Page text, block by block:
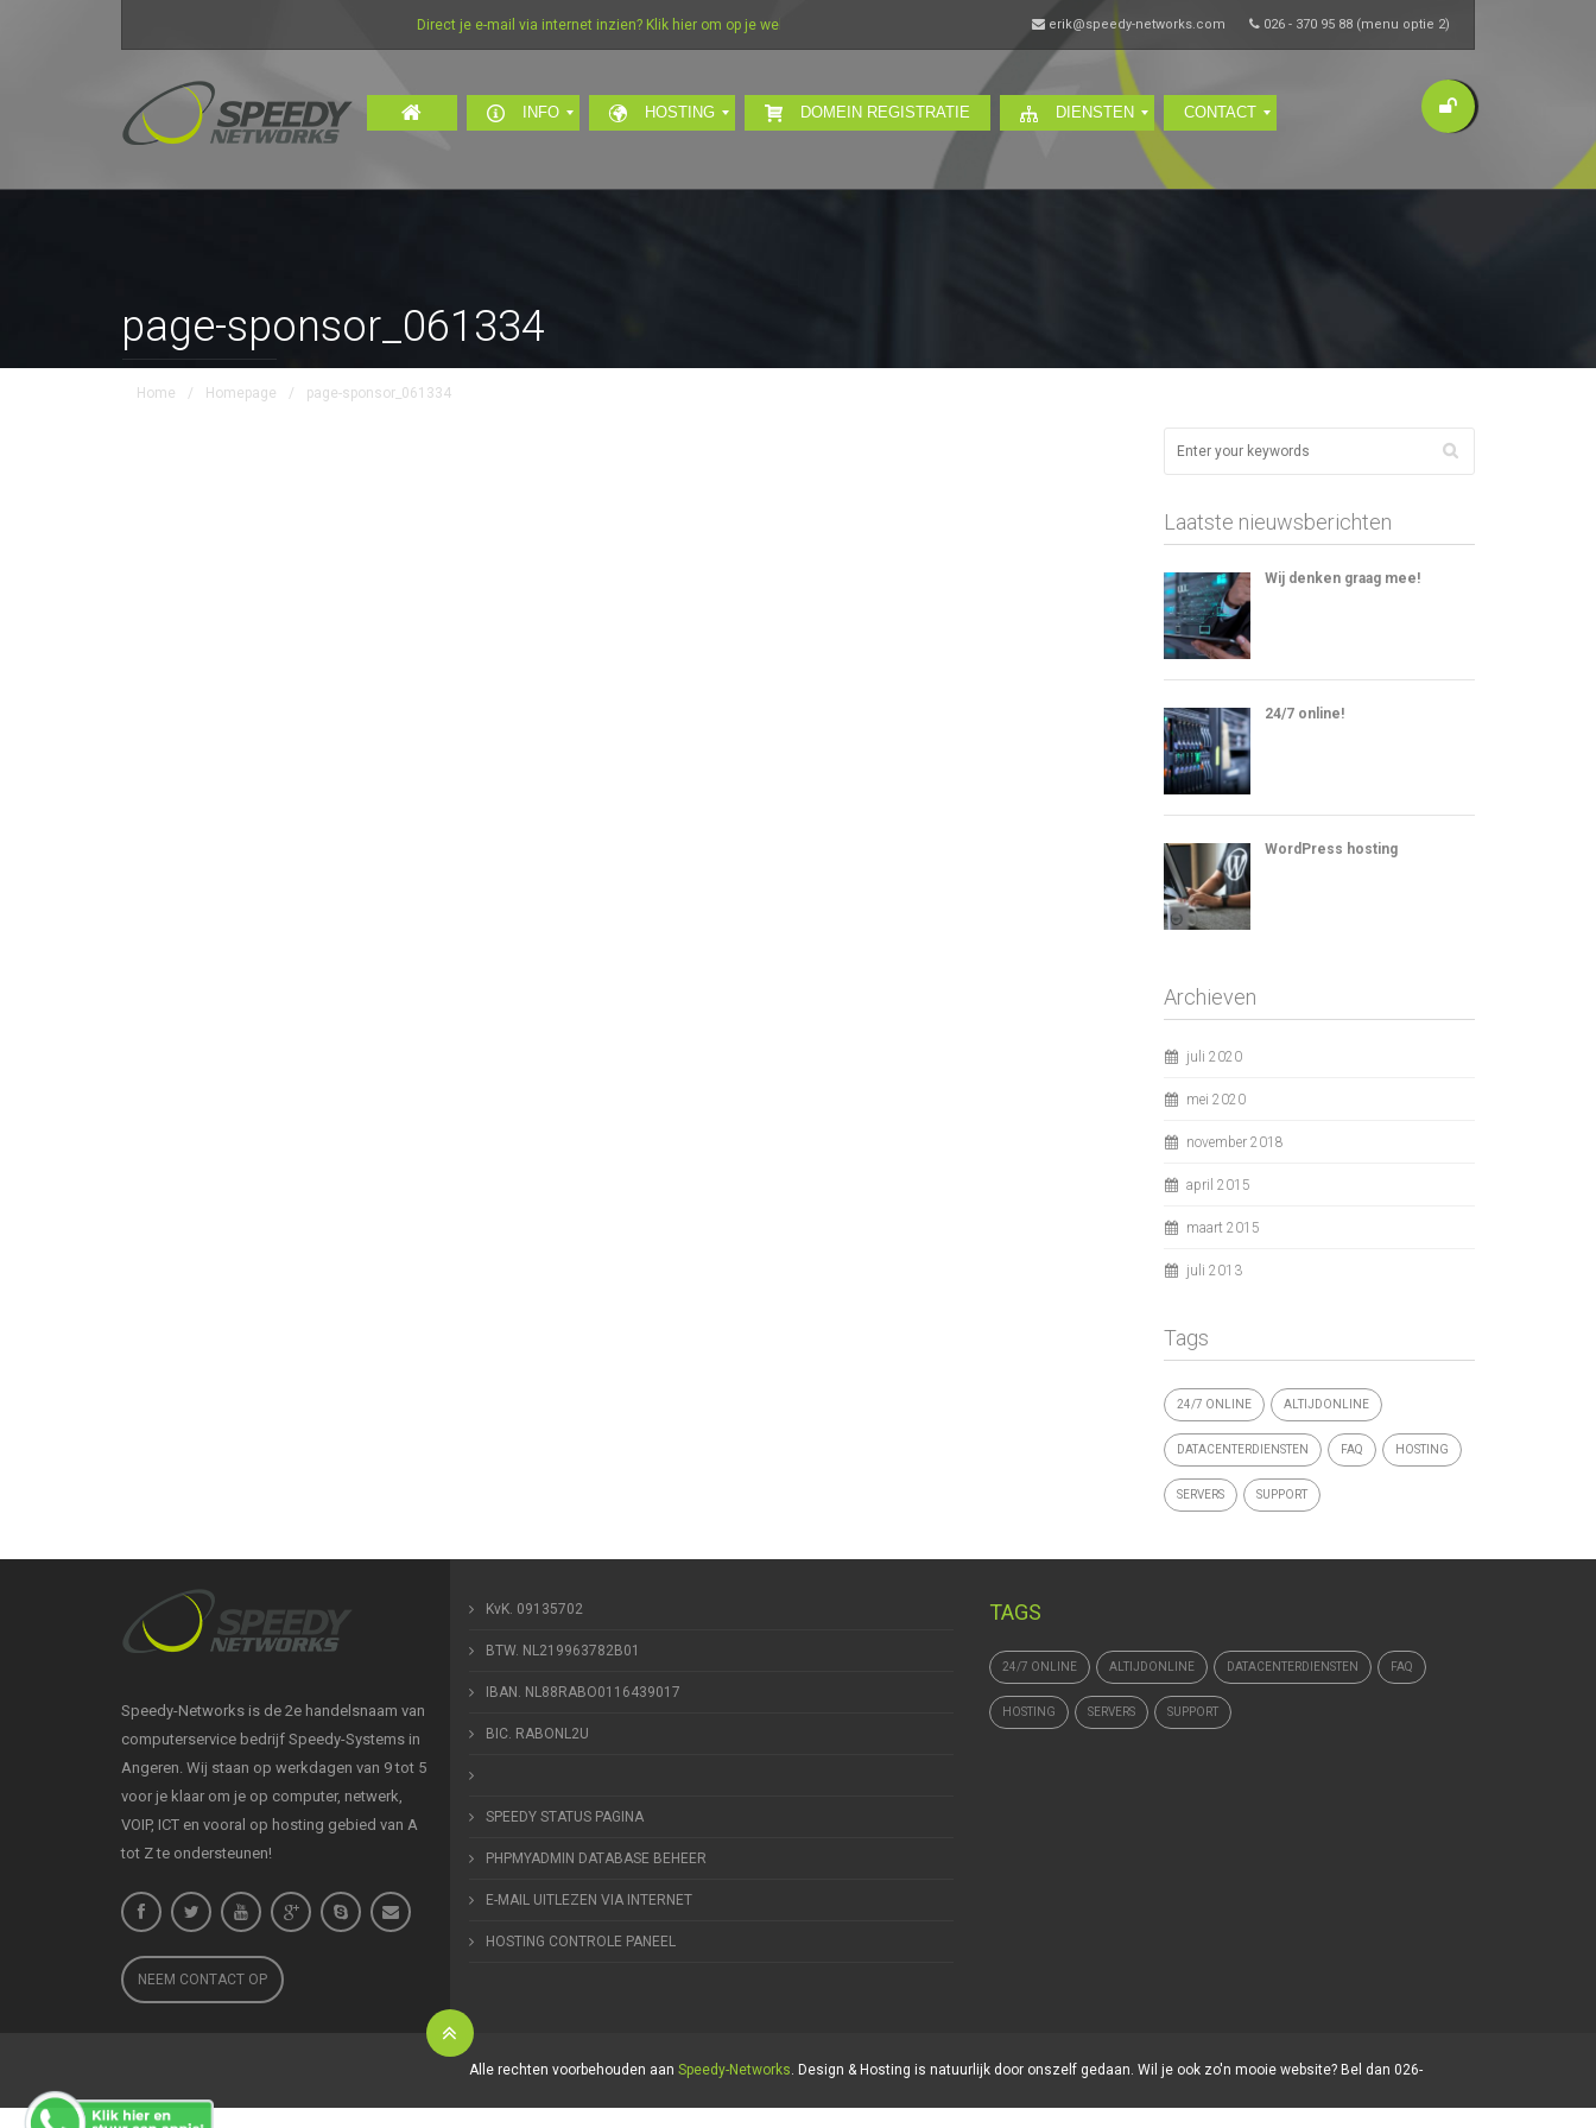
Direct je e-mail via internet inzien? Klik hier om op je webmail in te loggen… erik@speedy-networks.com 026 - 370 95 88 (menu optie 2)
INFO HOSTING DOMEIN REGISTRATIE DIENSTEN CONTACT
page-sponsor_061334
Home / Homepage / page-sponsor_061334
Laatste nieuwsberichten
Wij denken graag mee!
24/7 online!
WordPress hosting
Archieven
juli 2020
mei 2020
november 2018
april 2015
maart 2015
juli 2013
Tags
24/7 ONLINE ALTIJDONLINE
DATACENTERDIENSTEN FAQ HOSTING
SERVERS SUPPORT
Speedy-Networks is de 2e handelsnaam van
computerservice bedrijf Speedy-Systems in
Angeren. Wij staan op werkdagen van 9 tot 5
voor je klaar om je op computer, netwerk,
VOIP, ICT en vooral op hosting gebied van A
tot Z te ondersteunen!
NEEM CONTACT OP
KvK. 09135702
BTW. NL219963782B01
IBAN. NL88RABO0116439017
BIC. RABONL2U
SPEEDY STATUS PAGINA
PHPMYADMIN DATABASE BEHEER
E-MAIL UITLEZEN VIA INTERNET
HOSTING CONTROLE PANEEL
TAGS
24/7 ONLINE ALTIJDONLINE DATACENTERDIENSTEN FAQ
HOSTING SERVERS SUPPORT
Alle rechten voorbehouden aan Speedy-Networks. Design & Hosting is natuurlijk door onszelf gedaan. Wil je ook zo'n mooie website? Bel dan 026-